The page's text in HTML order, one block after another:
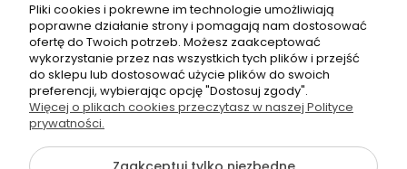
+48 605 141 363
Pliki cookies i pokrewne im technologie umożliwiają
poprawne działanie strony i pomagają nam dostosować
ofertę do Twoich potrzeb. Możesz zaakceptować
wykorzystanie przez nas wszystkich tych plików i przejść
do sklepu lub dostosować użycie plików do swoich
preferencji, wybierając opcję "Dostosuj zgody".
Więcej o plikach cookies przeczytasz w naszej Polityce
prywatności.